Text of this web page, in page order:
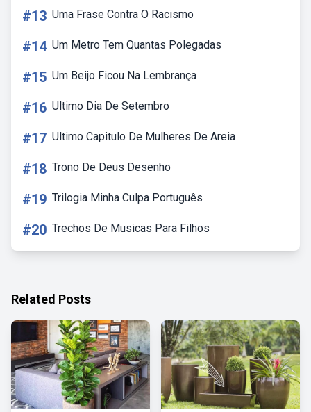
#13 Uma Frase Contra O Racismo
#14 Um Metro Tem Quantas Polegadas
#15 Um Beijo Ficou Na Lembrança
#16 Ultimo Dia De Setembro
#17 Ultimo Capitulo De Mulheres De Areia
#18 Trono De Deus Desenho
#19 Trilogia Minha Culpa Português
#20 Trechos De Musicas Para Filhos
Related Posts